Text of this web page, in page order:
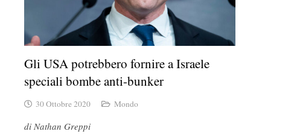
Gli USA potrebbero fornire a Israele
speciali bombe anti-bunker
30 Ottobre 2020 Mondo
di Nathan Greppi